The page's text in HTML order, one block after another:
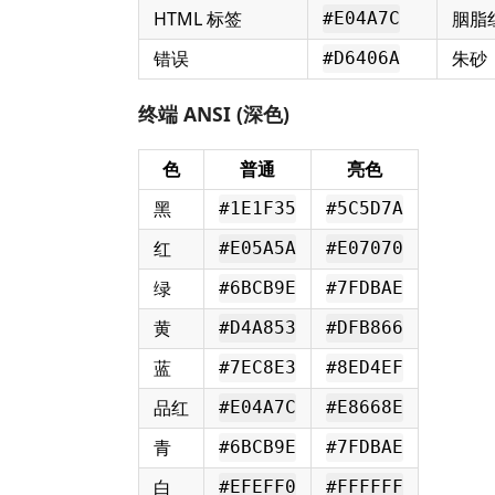
HTML 标签 #E04A7C
胭脂
错误
#D6406A 朱砂
终端 ANSI (深色)
色 普通
亮色
黑
#1E1F35 #5C5D7A
红 #E05A5A #E07070
绿 #6BCB9E #7FDBAE
黄 #D4A853 #DFB866
蓝 #7EC8E3 #8ED4EF
品红 #E04A7C #E8668E
青 #6BCB9E #7FDBAE
白 #EFEFF0 #FFFFFF